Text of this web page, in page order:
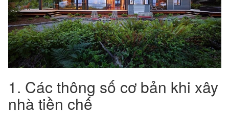
1. Các thông số cơ bản khi xây
nhà tiền chế